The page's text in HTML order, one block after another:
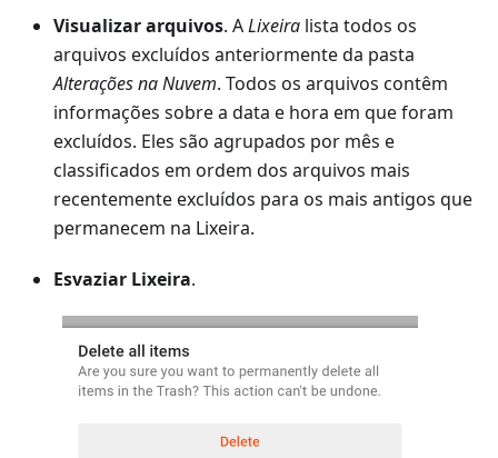
Visualizar arquivos. ALixeira lista todos os
arquivos excluídos anteriormente da pasta
Alterações na Nuvem. Todos os arquivos contêm
informações sobre a data e hora em que foram
excluídos. Eles são agrupados por mês e
classificados em ordem dos arquivos mais
recentemente excluídos para os mais antigos que
permanecem na Lixeira.
Esvaziar Lixeira.